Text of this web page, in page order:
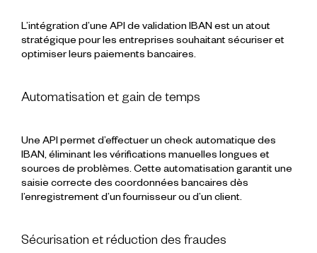
L’intégration d’une API de validation IBAN est un atout
stratégique pour les entreprises souhaitant sécuriser et
optimiser leurs paiements bancaires.
Automatisation et gain de temps
Une API permet d’effectuer un check automatique des
IBAN, éliminant les vérifications manuelles longues et
sources de problèmes. Cette automatisation garantit une
saisie correcte des coordonnées bancaires dès
l’enregistrement d’un fournisseur ou d’un client.
Sécurisation et réduction des fraudes